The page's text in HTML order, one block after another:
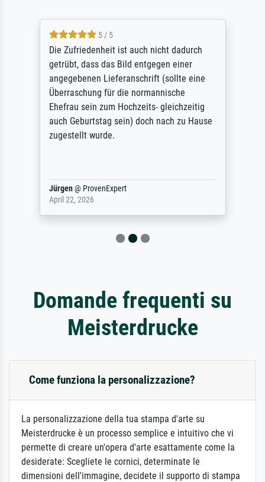
5 / 5
Die Zufriedenheit ist auch nicht dadurch
getrübt, dass das Bild entgegen einer
angegebenen Lieferanschrift (sollte eine
Überraschung für die normannische
Ehefrau sein zum Hochzeits- gleichzeitig
auch Geburtstag sein) doch nach zu Hause
zugestellt wurde.
Jürgen@ ProvenExpert
April 22, 2026
Domande frequenti su
Meisterdrucke
Come funziona la personalizzazione?
La personalizzazione della tua stampa d'arte su
Meisterdrucke è un processo semplice e intuitivo che vi
permette di creare un'opera d'arte esattamente come la
desiderate: Scegliete le cornici, determinate le
dimensioni dell'immagine, decidete il supporto di stampa